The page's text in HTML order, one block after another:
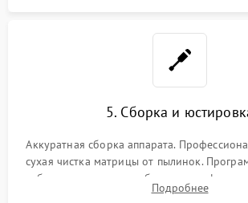
5. Сборка и
Аккуратная сборка аппарата.
сухая чистка матрицы от пылинок.
рабочего отрезка, калибровка автофокуса,
экспозамера с помощью
Подробнее